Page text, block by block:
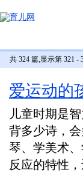
共 324 篇,显示第 321 -
爱运动的
儿童时期是
背多少诗，
琴、学美术
反应的特性